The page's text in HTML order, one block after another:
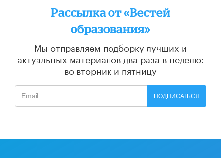
Рассылка от «Вестей
образования»
Мы отправляем подборку лучших и
актуальных материалов два раза в неделю:
во вторник и пятницу
ПОДПИСАТЬСЯ